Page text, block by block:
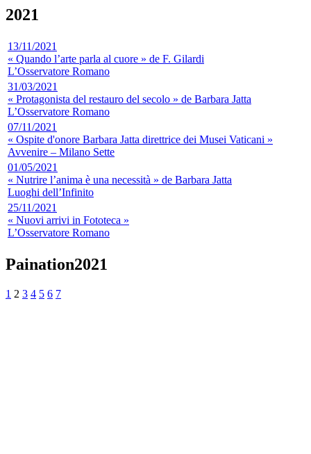
2021
13/11/2021
« Quando l’arte parla al cuore » de F. Gilardi
L’Osservatore Romano
31/03/2021
« Protagonista del restauro del secolo » de Barbara Jatta
L’Osservatore Romano
07/11/2021
« Ospite d'onore Barbara Jatta direttrice dei Musei Vaticani »
Avvenire – Milano Sette
01/05/2021
« Nutrire l’anima è una necessità » de Barbara Jatta
Luoghi dell’Infinito
25/11/2021
« Nuovi arrivi in Fototeca »
L’Osservatore Romano
Paination2021
1 2 3 4 5 6 7